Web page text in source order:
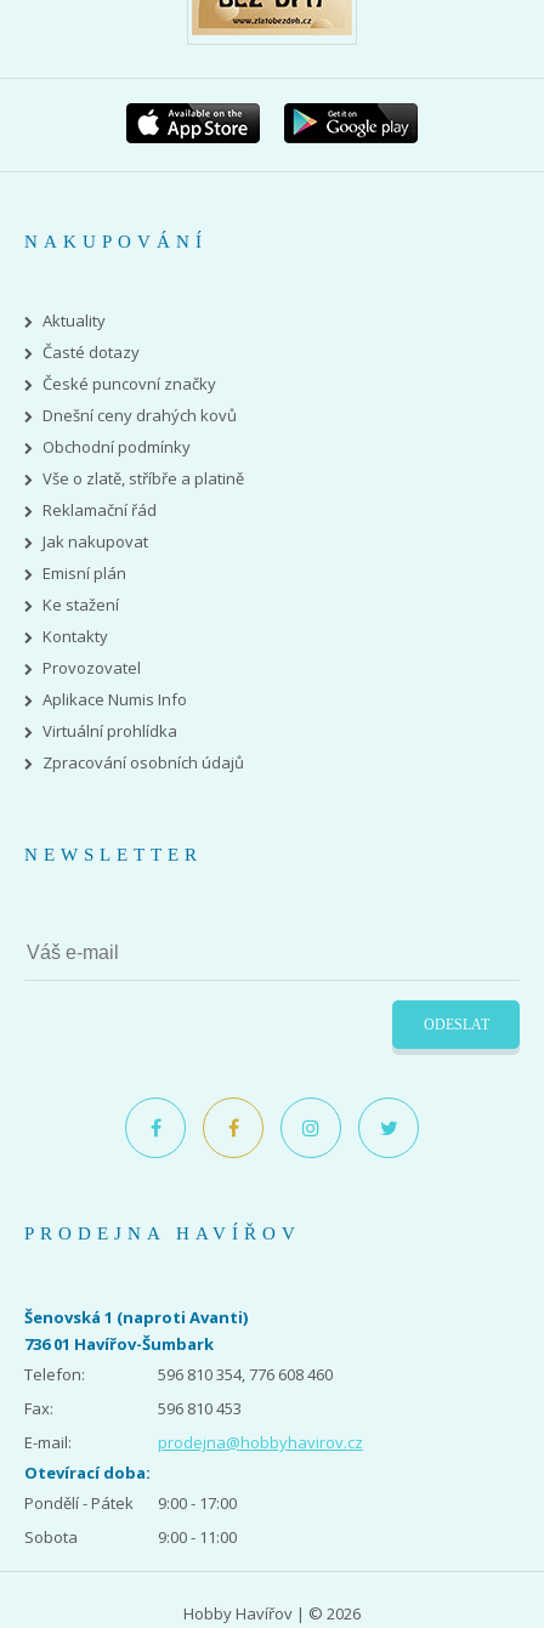
NAKUPOVÁNÍ
Aktuality
Časté dotazy
České puncovní značky
Dnešní ceny drahých kovů
Obchodní podmínky
Vše o zlatě, stříbře a platině
Reklamační řád
Jak nakupovat
Emisní plán
Ke stažení
Kontakty
Provozovatel
Aplikace Numis Info
Virtuální prohlídka
Zpracování osobních údajů
NEWSLETTER
ODESLAT
PRODEJNA HAVÍŘOV
Šenovská 1 (naproti Avanti)
736 01 Havířov-Šumbark
Telefon:
596 810 354, 776 608 460
Fax:
596 810 453
E-mail:
prodejna@hobbyhavirov.cz
Otevírací doba:
Pondělí - Pátek
9:00 - 17:00
Sobota
9:00 - 11:00
Hobby Havířov | © 2026